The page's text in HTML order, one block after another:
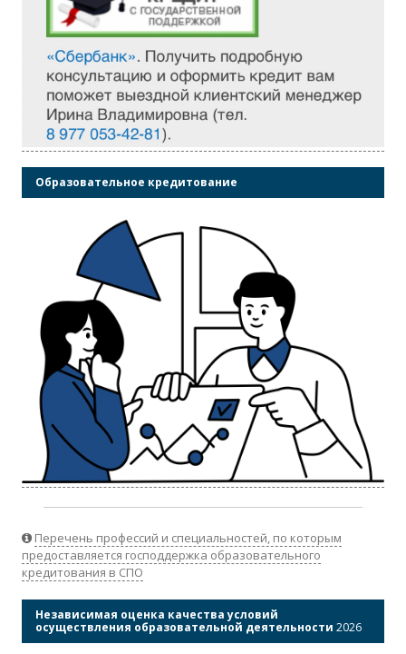
Образовательное кредитование
Перечень профессий и специальностей, по которым
предоставляется господдержка образовательного
кредитования в СПО
Независимая оценка качества условий
осуществления образовательной деятельности 2026